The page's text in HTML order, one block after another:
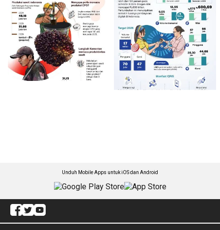
Unduh Mobile Apps untuk iOS dan Android